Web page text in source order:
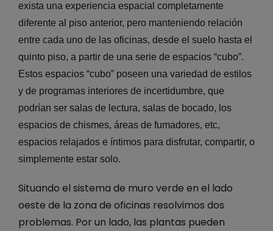
exista una experiencia espacial completamente
diferente al piso anterior, pero manteniendo relación
entre cada uno de las oficinas, desde el suelo hasta el
quinto piso, a partir de una serie de espacios “cubo”.
Estos espacios “cubo” poseen una variedad de estilos
y de programas interiores de incertidumbre, que
podrían ser salas de lectura, salas de bocado, los
espacios de chismes, áreas de fumadores, etc,
espacios relajados e íntimos para disfrutar, compartir, o
simplemente estar solo.
Situando el sistema de muro verde en el lado
oeste de la zona de oficinas resolvimos dos
problemas. Por un lado, las plantas pueden